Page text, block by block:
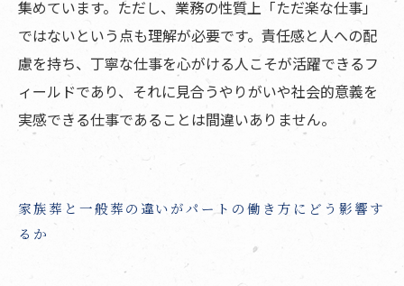
集めています。ただし、業務の性質上「ただ楽な仕事」
ではないという点も理解が必要です。責任感と人への配
慮を持ち、丁寧な仕事を心がける人こそが活躍できるフ
ィールドであり、それに見合うやりがいや社会的意義を
実感できる仕事であることは間違いありません。
家族葬と一般葬の違いがパートの働き方にどう影響す
るか